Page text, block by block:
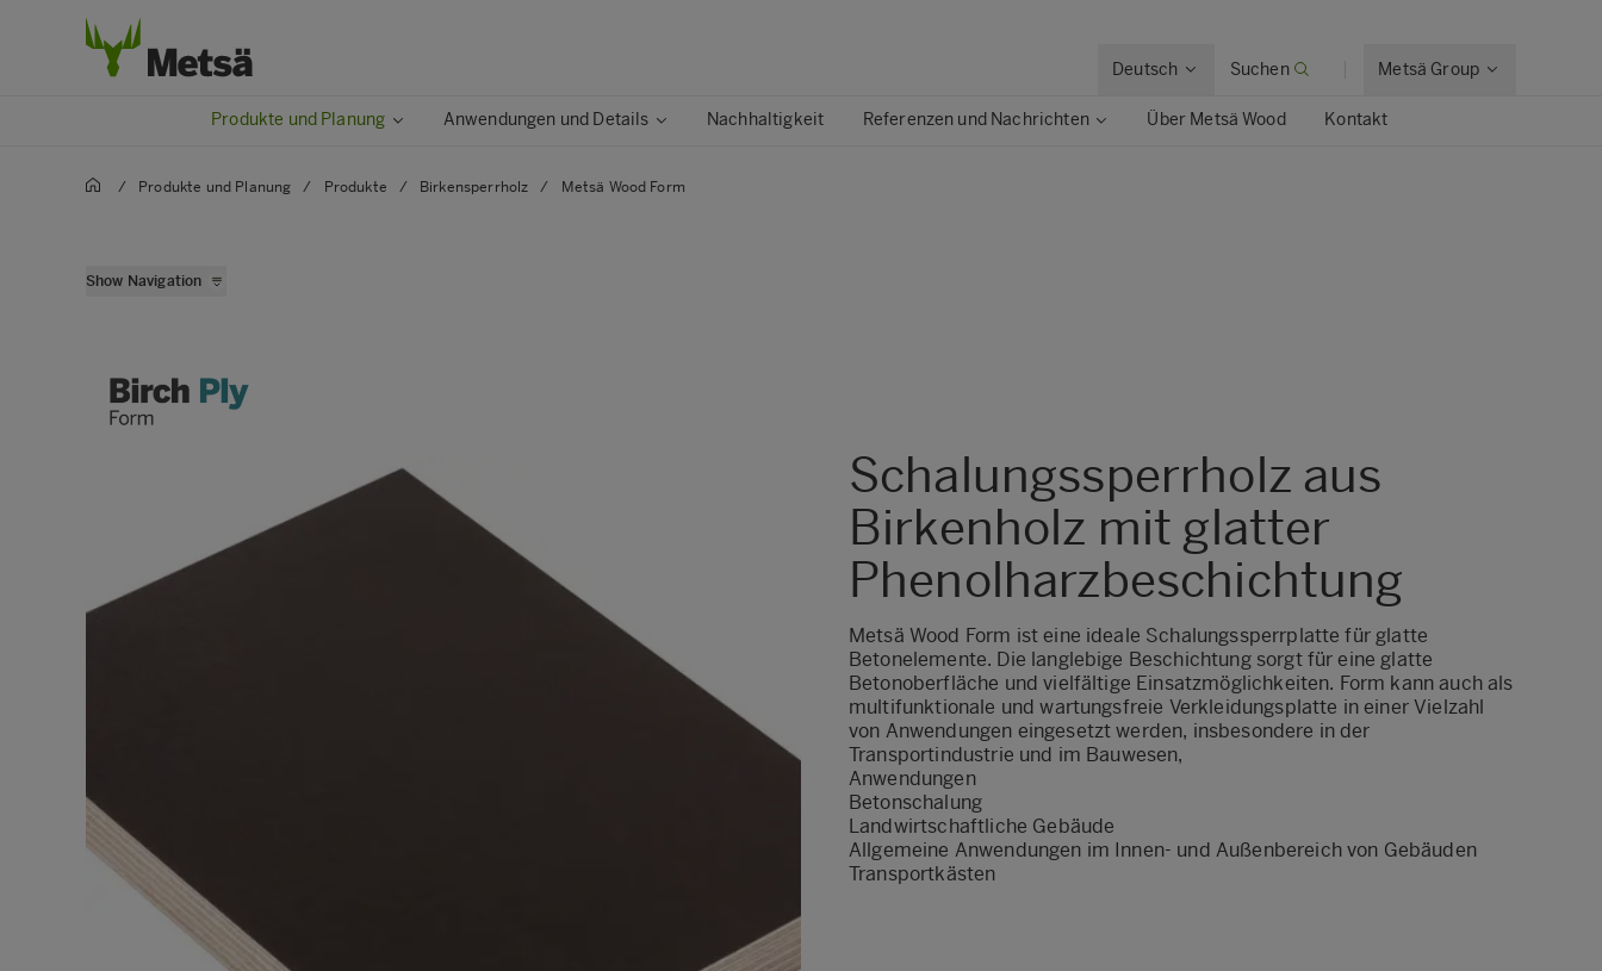
Deutsch Suchen Metsä Group
Produkte und Planung Anwendungen und Details Nachhaltigkeit Referenzen und Nachrichten Über Metsä Wood Kontakt
/ Produkte und Planung / Produkte / Birkensperrholz / Metsä Wood Form
Show Navigation
Schalungssperrholz aus
Birkenholz mit glatter
Phenolharzbeschichtung
Metsä Wood Form ist eine ideale Schalungssperrplatte für glatte
Betonelemente. Die langlebige Beschichtung sorgt für eine glatte
Betonoberfläche und vielfältige Einsatzmöglichkeiten. Form kann auch als
multifunktionale und wartungsfreie Verkleidungsplatte in einer Vielzahl
von Anwendungen eingesetzt werden, insbesondere in der
Transportindustrie und im Bauwesen,
Anwendungen
Betonschalung
Landwirtschaftliche Gebäude
Allgemeine Anwendungen im Innen- und Außenbereich von Gebäuden
Transportkästen